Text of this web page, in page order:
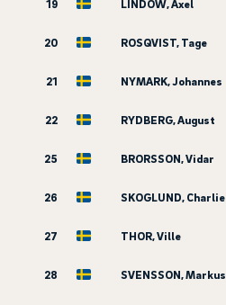
19 LINDOW, Axel
20 ROSQVIST, Tage
21 NYMARK, Johannes
22 RYDBERG, August
25 BRORSSON, Vidar
26 SKOGLUND, Charlie
27 THOR, Ville
28 SVENSSON, Markus